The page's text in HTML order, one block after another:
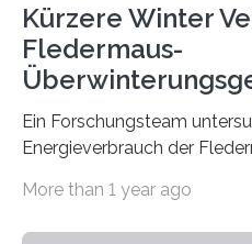
Kürzere Winter
Fledermaus-
Ein Forschungsteam
Energieverbrauch der
erstellte ein Modell, mit dem
More than 1 year ago